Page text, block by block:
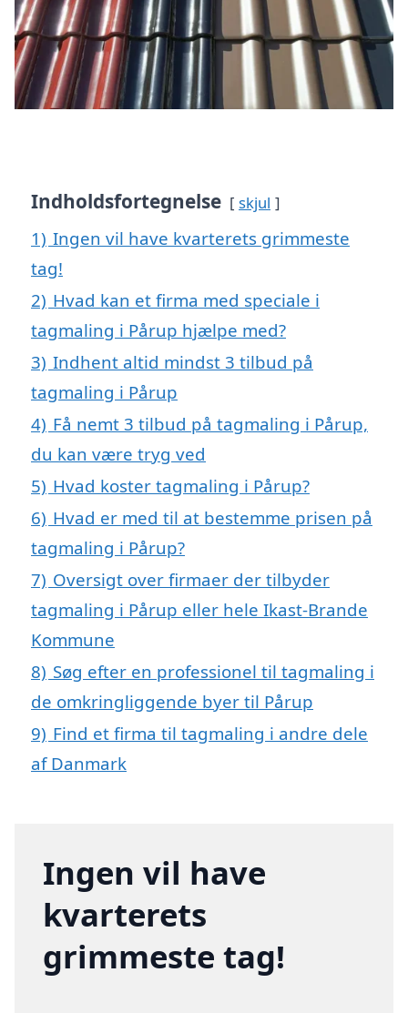
Indholdsfortegnelse skjul
1) Ingen vil have kvarterets grimmeste
tag!
2) Hvad kan et firma med speciale i
tagmaling i Pårup hjælpe med?
3) Indhent altid mindst 3 tilbud på
tagmaling i Pårup
4) Få nemt 3 tilbud på tagmaling i Pårup,
du kan være tryg ved
5) Hvad koster tagmaling i Pårup?
6) Hvad er med til at bestemme prisen på
tagmaling i Pårup?
7) Oversigt over firmaer der tilbyder
tagmaling i Pårup eller hele Ikast-Brande
Kommune
8) Søg efter en professionel til tagmaling i
de omkringliggende byer til Pårup
9) Find et firma til tagmaling i andre dele
af Danmark
Ingen vil have
kvarterets
grimmeste tag!